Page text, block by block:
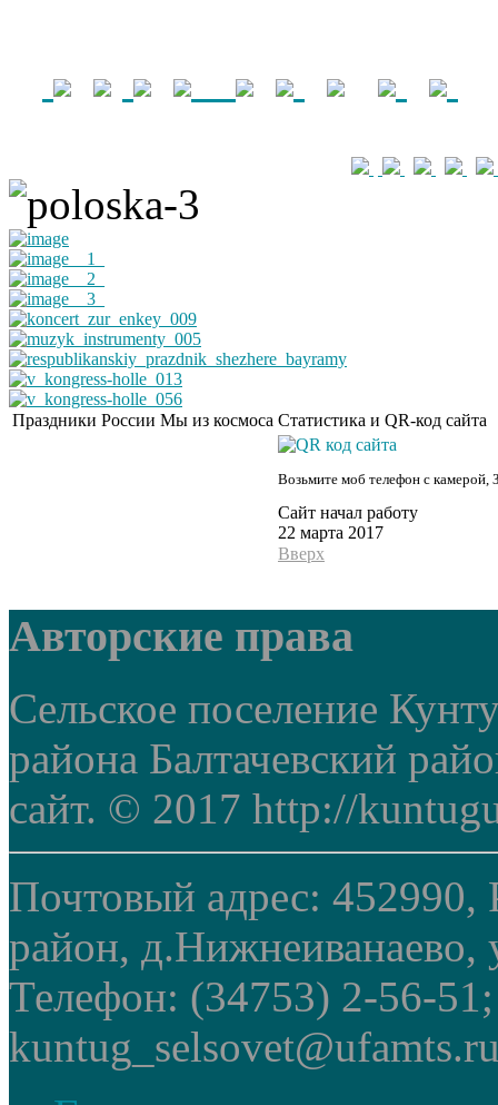
Праздники России Мы из космоса Статистика и QR-код сайта
Возьмите моб телефон с камерой,
Сайт начал работу
22 марта 2017
Вверх
Авторские права
Сельское поселение
района Балтачевский
сайт. © 2017 http://
Почтовый адрес: 452990,
район, д.Нижнеиванаево,
Телефон: (34753) 2-56-